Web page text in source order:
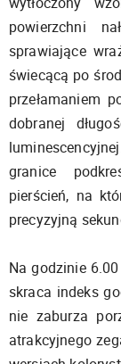
powierzchni
sprawiające
świecącą po
przełamaniem
dobranej
granice
pierścień, na
precyzyjną
Na godzinie
skraca indeks
nie zaburza
atrakcyjnego